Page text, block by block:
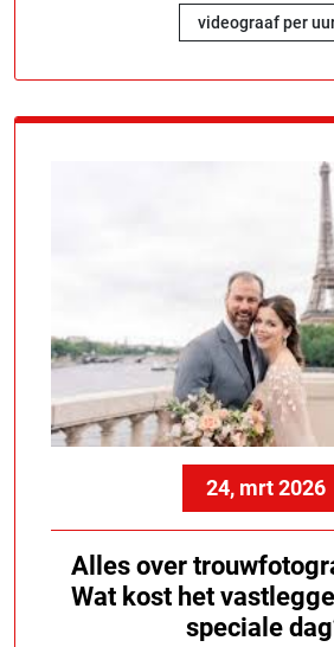
videograaf per
24, mrt 2026
Alles over
Wat kost het
speciale